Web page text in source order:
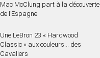
Mac McClung part à la découverte
de l’Espagne
Une LeBron 23 « Hardwood
Classic » aux couleurs… des
Cavaliers